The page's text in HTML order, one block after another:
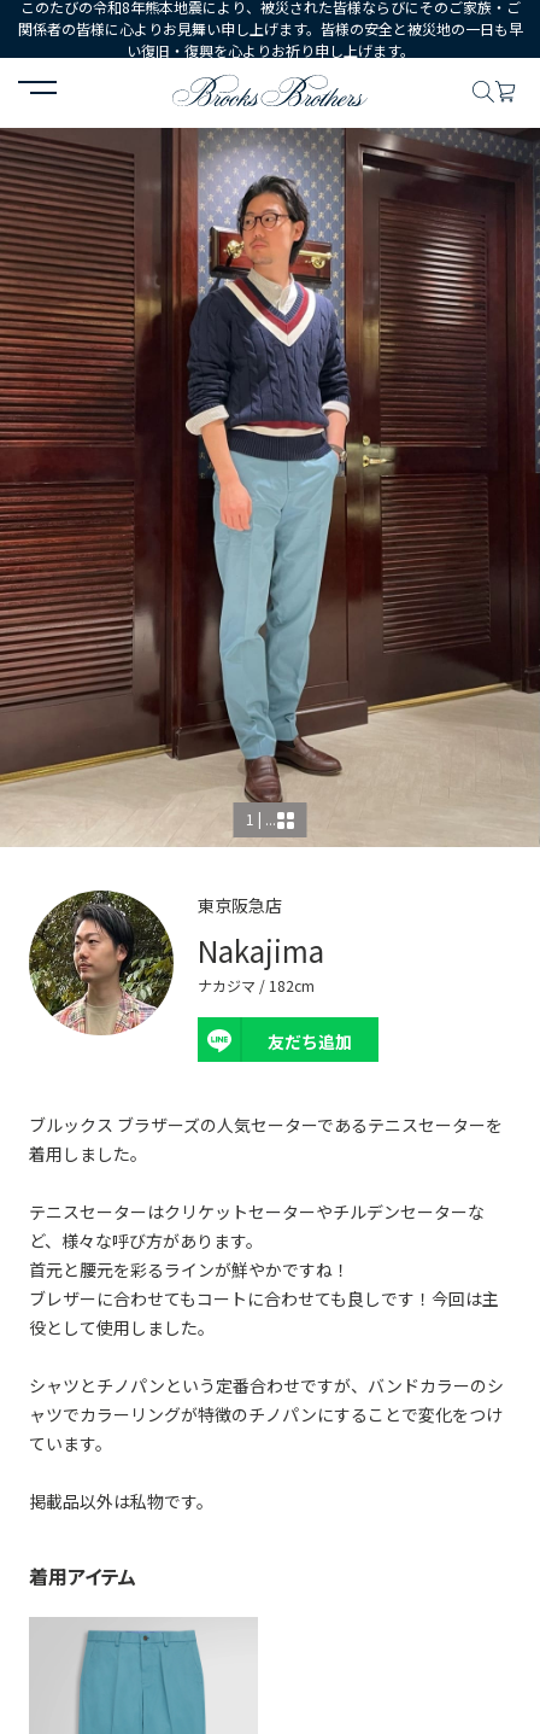
このたびの令和8年熊本地震により、被災された皆様ならびにそのご家族・ご
関係者の皆様に心よりお見舞い申し上げます。皆様の安全と被災地の一日も早
い復旧・復興を心よりお祈り申し上げます。
HOME コーディネート コーディネート詳細
1 | ...
東京阪急店
Nakajima
ナカジマ / 182cm
友だち追加
ブルックス ブラザーズの人気セーターであるテニスセーターを
着用しました。
テニスセーターはクリケットセーターやチルデンセーターな
ど、様々な呼び方があります。
首元と腰元を彩るラインが鮮やかですね！
ブレザーに合わせてもコートに合わせても良しです！今回は主
役として使用しました。
シャツとチノパンという定番合わせですが、バンドカラーのシ
ャツでカラーリングが特徴のチノパンにすることで変化をつけ
ています。
掲載品以外は私物です。
着用アイテム